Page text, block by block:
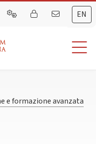
EN
e formazione avanzata